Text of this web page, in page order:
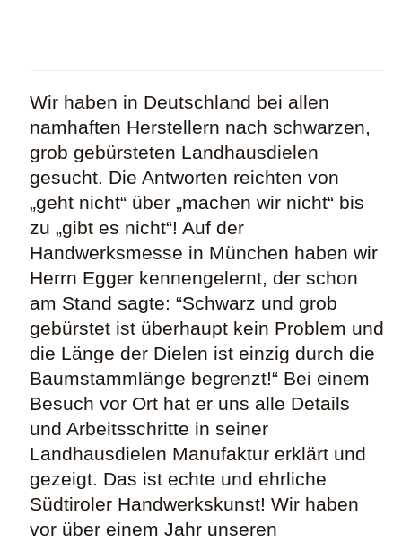
Wir haben in Deutschland bei allen
namhaften Herstellern nach schwarzen,
grob gebürsteten Landhausdielen
gesucht. Die Antworten reichten von
„geht nicht“ über „machen wir nicht“ bis
zu „gibt es nicht“! Auf der
Handwerksmesse in München haben wir
Herrn Egger kennengelernt, der schon
am Stand sagte: “Schwarz und grob
gebürstet ist überhaupt kein Problem und
die Länge der Dielen ist einzig durch die
Baumstammlänge begrenzt!“ Bei einem
Besuch vor Ort hat er uns alle Details
und Arbeitsschritte in seiner
Landhausdielen Manufaktur erklärt und
gezeigt. Das ist echte und ehrliche
Südtiroler Handwerkskunst! Wir haben
vor über einem Jahr unseren